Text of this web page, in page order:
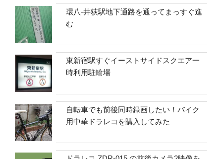
環八-井荻駅地下通路を通ってまっすぐ進
む
東新宿駅すぐイーストサイドスクエア一
時利用駐輪場
自転車でも前後同時録画したい！バイク
用中華ドラレコを購入してみた